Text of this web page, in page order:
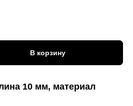
В корзину
10 мм, материал